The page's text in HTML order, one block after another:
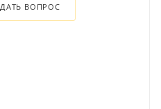
ВОПРОС